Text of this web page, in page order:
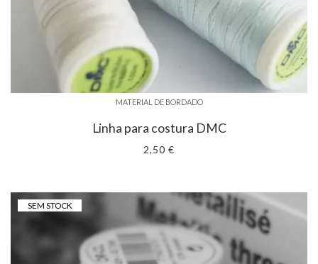
MATERIAL DE BORDADO
Linha para costura DMC
2,50 €
SEM STOCK